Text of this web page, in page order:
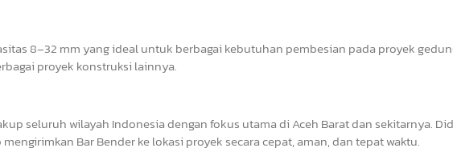
8–32 mm yang ideal untuk berbagai kebutuhan pembesian pada proyek
proyek konstruksi lainnya.
seluruh wilayah Indonesia dengan fokus utama di Aceh Barat dan sekitarnya.
Bar Bender ke lokasi proyek secara cepat, aman, dan tepat waktu.